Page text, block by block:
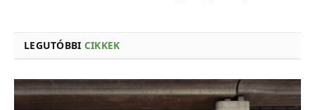
LEGUTÓBBI CIKKEK